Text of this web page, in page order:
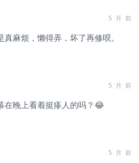
5 月 前
麻烦，懒得弄，坏了再修呗。
5 月 前
在晚上看着挺瘆人的吗？😂
5 月 前